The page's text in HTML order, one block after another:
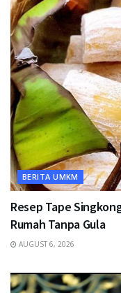
BERITA UMKM
Resep Tape
Rumah Tanpa Gula
AUGUST 6, 2026